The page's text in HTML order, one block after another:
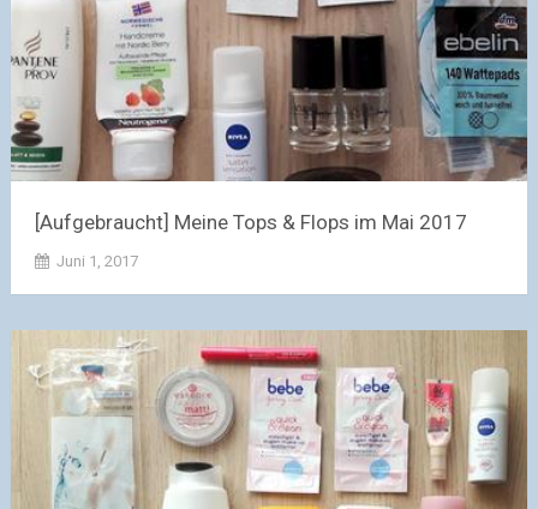
[Aufgebraucht] Meine Tops & Flops im Mai 2017
Juni 1, 2017